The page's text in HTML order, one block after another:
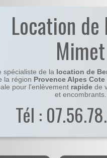
Location de
Mimet
spécialiste de la location de
la région Provence Alpes
pour l'enlèvement rapidede
et encombrants.
Tél :